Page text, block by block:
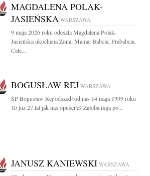
MAGDALENA POLAK-
JASIEŃSKA WARSZAWA
9 maja 2026 roku odeszła Magdalena Polak-
Jasieńska ukochana Żona, Mama, Babcia, Prababcia.
Całe...
BOGUSŁAW REJ WARSZAWA
ŚP Bogusław Rej odszedł od nas 14 maja 1999 roku
To już 27 lat jak nas opuściłeś Żałoba mija po...
JANUSZ KANIEWSKI WARSZAWA